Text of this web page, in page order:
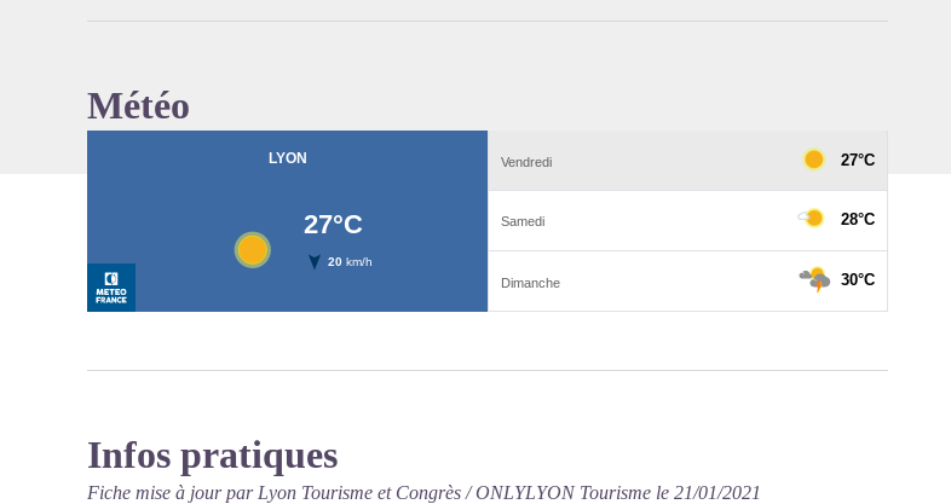
Météo
Infos pratiques
Fiche mise à jour par Lyon Tourisme et Congrès / ONLYLYON Tourisme le 21/01/2021